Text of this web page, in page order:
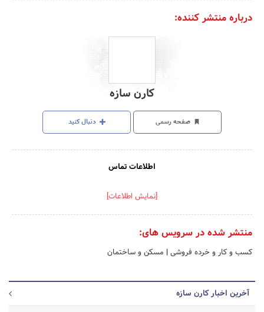
درباره منتشر کننده:
کارن سازه
صفحه رسمی دنبال کنید
اطلاعات تماس
[نمایش اطلاعات]
منتشر شده در سرویس های:
کسب و کار و خرده فروشی | مسکن و ساختمان
آخرین اخبار کارن سازه